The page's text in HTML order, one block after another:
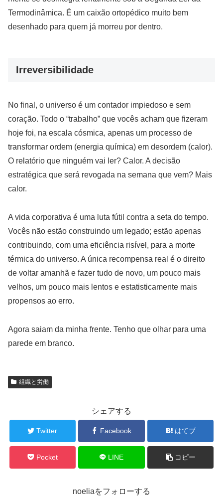
Termodinâmica. É um caixão ortopédico muito bem
desenhado para quem já morreu por dentro.
Irreversibilidade
No final, o universo é um contador impiedoso e sem
coração. Todo o “trabalho” que vocês acham que fizeram
hoje foi, na escala cósmica, apenas um processo de
transformar ordem (energia química) em desordem (calor).
O relatório que ninguém vai ler? Calor. A decisão
estratégica que será revogada na semana que vem? Mais
calor.
A vida corporativa é uma luta fútil contra a seta do tempo.
Vocês não estão construindo um legado; estão apenas
contribuindo, com uma eficiência risível, para a morte
térmica do universo. A única recompensa real é o direito
de voltar amanhã e fazer tudo de novo, um pouco mais
velhos, um pouco mais lentos e estatisticamente mais
propensos ao erro.
Agora saiam da minha frente. Tenho que olhar para uma
parede em branco.
組織と労働
シェアする
Twitter Facebook はてブ
Pocket LINE コピー
noeliaをフォローする